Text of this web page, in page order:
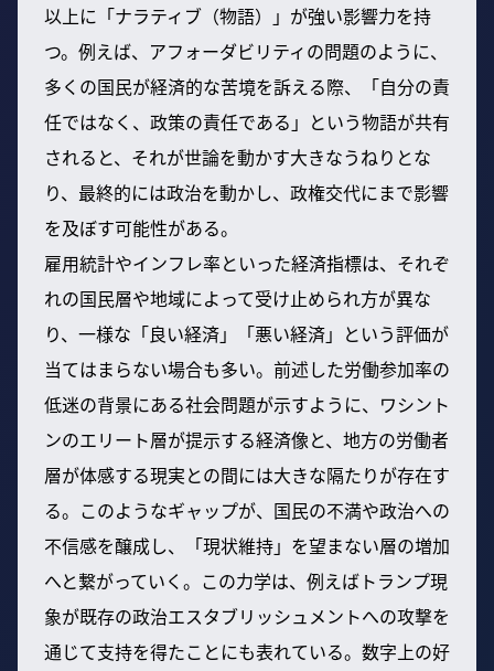
以上に「ナラティブ（物語）」が強い影響力を持
つ。例えば、アフォーダビリティの問題のように、
多くの国民が経済的な苦境を訴える際、「自分の責
任ではなく、政策の責任である」という物語が共有
されると、それが世論を動かす大きなうねりとな
り、最終的には政治を動かし、政権交代にまで影響
を及ぼす可能性がある。
雇用統計やインフレ率といった経済指標は、それぞ
れの国民層や地域によって受け止められ方が異な
り、一様な「良い経済」「悪い経済」という評価が
当てはまらない場合も多い。前述した労働参加率の
低迷の背景にある社会問題が示すように、ワシント
ンのエリート層が提示する経済像と、地方の労働者
層が体感する現実との間には大きな隔たりが存在す
る。このようなギャップが、国民の不満や政治への
不信感を醸成し、「現状維持」を望まない層の増加
へと繋がっていく。この力学は、例えばトランプ現
象が既存の政治エスタブリッシュメントへの攻撃を
通じて支持を得たことにも表れている。数字上の好